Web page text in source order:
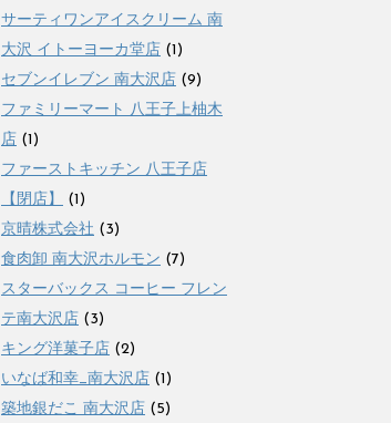
サーティワンアイスクリーム 南
大沢 イトーヨーカ堂店 (1)
セブンイレブン 南大沢店 (9)
ファミリーマート 八王子上柚木
店 (1)
ファーストキッチン 八王子店
【閉店】
(1)
京晴株式会社 (3)
食肉卸 南大沢ホルモン (7)
スターバックス コーヒー フレン
テ南大沢店 (3)
キング洋菓子店 (2)
いなば和幸_南大沢店 (1)
築地銀だこ 南大沢店 (5)